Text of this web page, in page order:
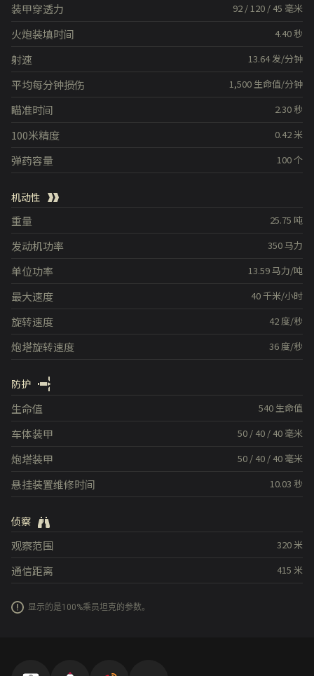
92 / 120 / 45 毫米
装甲穿透力
4.40 秒
火炮装填时间
13.64发/分钟
射速
1,500 生命值/分钟
平均每分钟损伤
2.30 秒
瞄准时间
0.42米
100米精度
100个
弹药容量
机动性
25.75 吨
重量
350马力
发动机功率
13.59马力/吨
单位功率
40千米/小时
最大速度
42 度/秒
旋转速度
36 度/秒
炮塔旋转速度
防护
540 生命值
生命值
50 / 40 / 40 毫米
车体装甲
50 / 40 / 40 毫米
炮塔装甲
10.03 秒
悬挂装置维修时间
侦察
320米
观察范围
415 米
通信距离
显示的是100%乘员坦克的参数。